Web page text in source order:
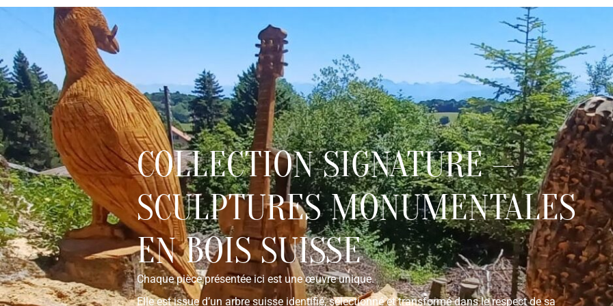
TRAÇABILITÉ & ORIGINE COLLECTION SIGNATURE
MES PRESTATIONS CATALOGUE CONTACT
COLLECTION SIGNATURE —
SCULPTURES MONUMENTALES
EN BOIS SUISSE
Chaque pièce présentée ici est une œuvre unique.
Elle est issue d’un arbre suisse identifié, sélectionné et transformé dans le respect de sa